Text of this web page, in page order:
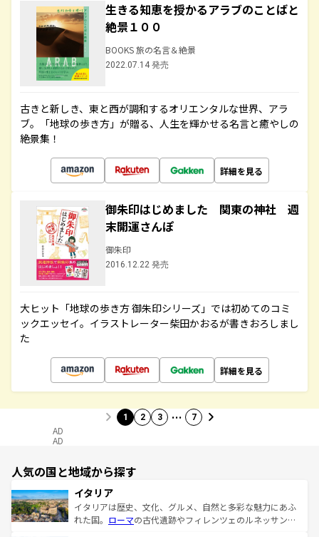
生きる知恵を授かるアラブのことばと
絶景１００
BOOKS 旅の名言＆絶景
2022.07.14 発売
古きと新しき、東と西が調和するオリエンタルな世界、アラ
ブ。「地球の歩き方」が贈る、人生を輝かせる名言と癒やしの
絶景集！
詳細を見る
御朱印はじめました 関東の神社 週
末開運さんぽ
御朱印
2016.12.22 発売
大ヒット「地球の歩き方 御朱印シリーズ」では初めてのコミ
ックエッセイ。イラストレーター柴田かおるが書きおろしまし
た
詳細を見る
1 2 3 … 7
AD
AD
人気の国と地域から探す
イタリア
イタリアは歴史、文化、グルメ、自然と多彩な魅力にあふ
れた国。 ローマの古代遺跡やフィレンツェのルネッサンス